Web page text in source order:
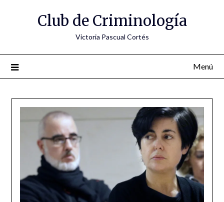
Club de Criminología
Victoria Pascual Cortés
Menú